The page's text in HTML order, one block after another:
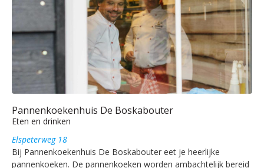
Pannenkoekenhuis De Boskabouter
Eten en drinken
Elspeterweg 18
Bij Pannenkoekenhuis De Boskabouter eet je heerlijke
pannenkoeken. De pannenkoeken worden ambachtelijk bereid